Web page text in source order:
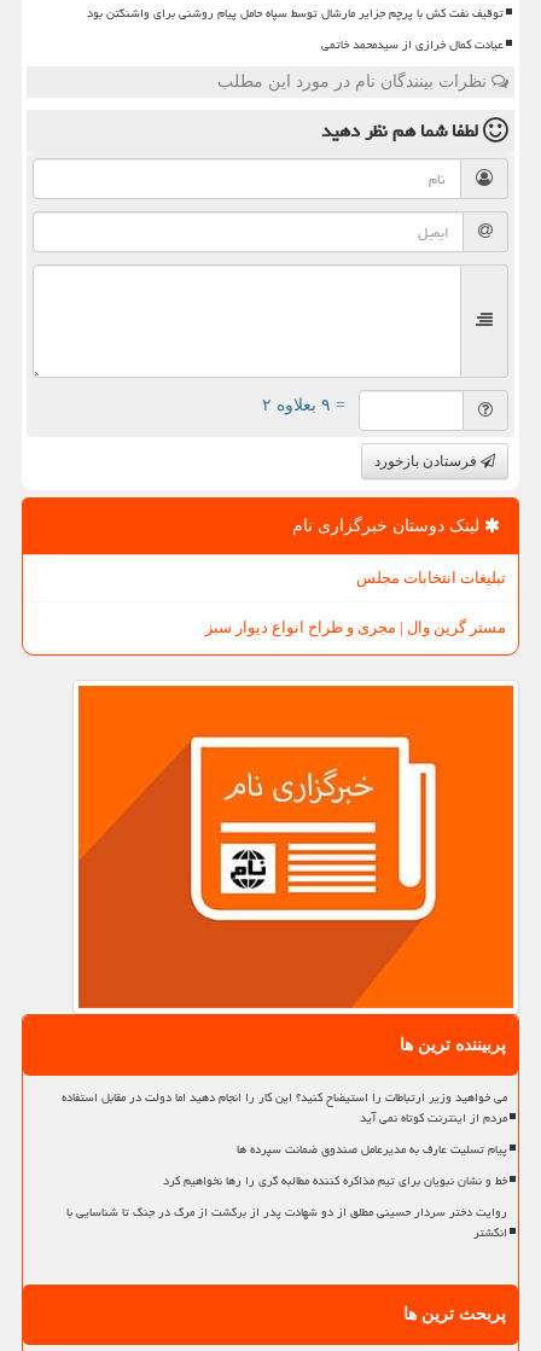
توقیف نفت کش با پرچم جزایر مارشال توسط سپاه حامل پیام روشنی برای واشنگتن بود
عیادت کمال خرازی از سیدمحمد خاتمی
نظرات بینندگان نام در مورد این مطلب
لطفا شما همنظر دهید
= ۹ بعلاوه ۲
فرستادن بازخورد
لینک دوستان خبرگزاری نام
تبلیغات انتخابات مجلس
مستر گرین وال | مجری و طراح انواع دیوار سبز
پربیننده ترین ها
می خواهید وزیر ارتباطات را استیضاح کنید؟ این کار را انجام دهید اما دولت در مقابل استفاده
مردم از اینترنت کوتاه نمی آید
پیام تسلیت عارف به مدیرعامل صندوق ضمانت سپرده ها
خط و نشان نبویان برای تیم مذاکره کننده مطالبه گری را رها نخواهیم کرد
روایت دختر سردار حسینی مطلق از دو شهادت پدر از برگشت از مرگ در جنگ تا شناسایی با
انگشتر
پربحث ترین ها